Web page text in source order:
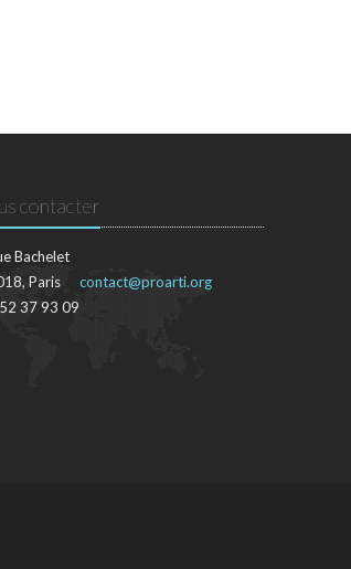
contacter
Bachelet
Paris
37 93 09
contact@proarti.org